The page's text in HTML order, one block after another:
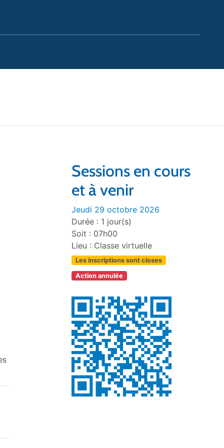
Sessions en cours
et à venir
Jeudi 29 octobre 2026
Durée : 1 jour(s)
Soit : 07h00
Lieu : Classe virtuelle
Les inscriptions sont closes
Action annulée